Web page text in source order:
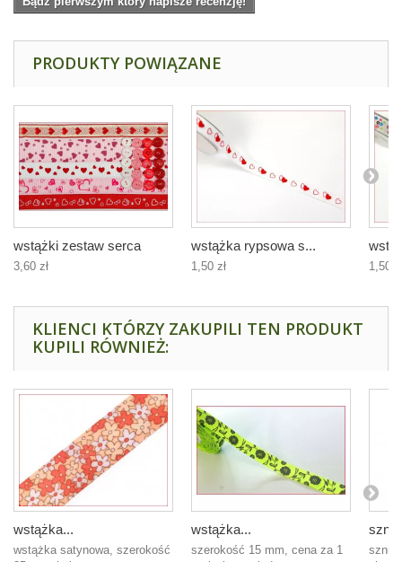
PRODUKTY POWIĄZANE
wstążki zestaw serca
3,60 zł
wstążka rypsowa s...
1,50 zł 1,50
KLIENCI KTÓRZY ZAKUPILI TEN PRODUKT
KUPILI RÓWNIEŻ:
wstążka...
wstążka satynowa, szerokość
wstążka...
szerokość 15 mm, cena za 1